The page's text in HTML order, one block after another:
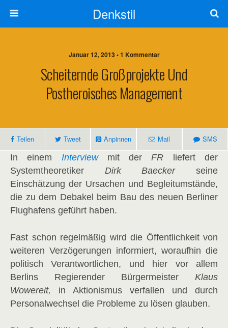
Denkstil
Januar 12, 2013 • 1 Kommentar
Scheiternde Großprojekte Und
Postheroisches Management
Teilen Tweet Anpinnen Mail SMS
In einem Interviewmit derFR liefert der
Systemtheoretiker Dirk Baeckerseine
Einschätzung der Ursachen und Begleitumstände,
die zu dem Debakel beim Bau des neuen Berliner
Flughafens geführt haben.
Fast schon regelmäßig wird die Öffentlichkeit von
weiteren Verzögerungen informiert, woraufhin die
politisch Verantwortlichen, und hier vor allem
Berlins Regierender Bürgermeister Klaus
Wowereit, in Aktionismus verfallen und durch
Personalwechsel die Probleme zu lösen glauben.